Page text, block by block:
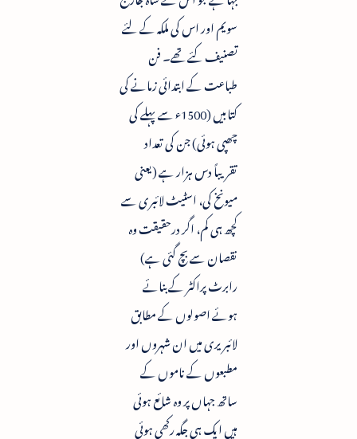
سویم اور اس کی ملکہ کے لئے
تصنیف کئے تھے۔ فن
طباعت کے ابتدائی زمانے کی
کتابیں (1500ء سے پہلے کی
چھپی ہوئی) جن کی تعداد
تقریباً دس ہزار ہے (یعنی
میونخ کی، اسٹیٹ لائبری سے
کچھ ہی کم، اگر درحقیقت وہ
نقصان سے بچ گئی ہے)
رابرٹ پراکٹر کے بنائے
ہوئے اصولوں کے مطابق
لائبریری میں ان شہروں اور
مطبعوں کے ناموں کے
ساتھ جہاں پر وہ شائع ہوئی
ہیں ایک ہی جگہ رکھی ہوئی